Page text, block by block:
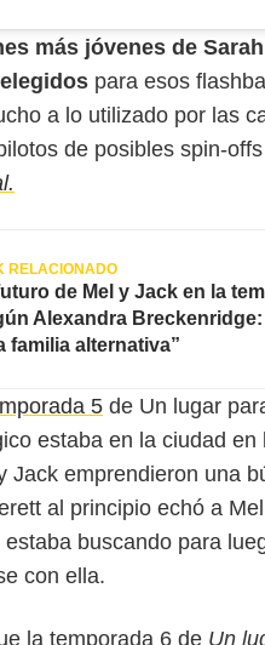
más jóvenes de
para esos
a lo utilizado por las
de posibles spin-
de Mel y Jack en la
Alexandra
familia alternativa”
5 de Un lugar
estaba en la ciudad
Jack emprendieron una
al principio echó a
estaba buscando para
con ella.
la temporada 6 de Un